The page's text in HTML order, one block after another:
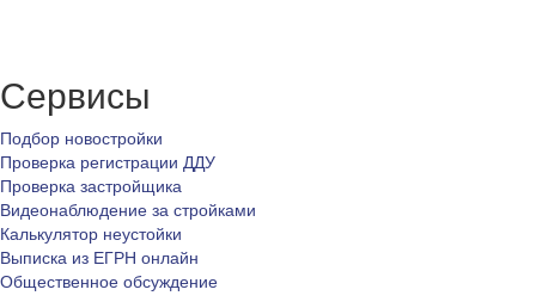
Сервисы
Подбор новостройки
Проверка регистрации ДДУ
Проверка застройщика
Видеонаблюдение за стройками
Калькулятор неустойки
Выписка из ЕГРН онлайн
Общественное обсуждение